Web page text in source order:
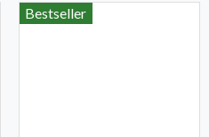
Bestseller